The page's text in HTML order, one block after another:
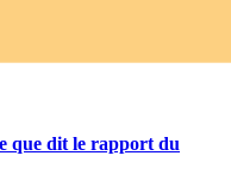
que dit le rapport du